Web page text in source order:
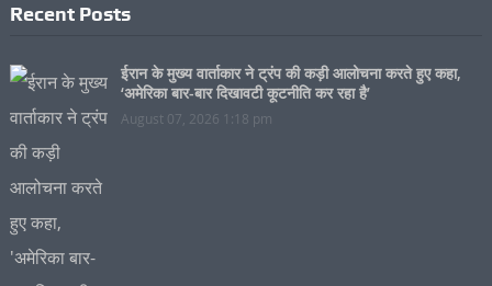
Recent Posts
ईरान के मुख्य वार्ताकार ने ट्रंप की कड़ी आलोचना करते हुए कहा,
‘अमेरिका बार-बार दिखावटी कूटनीति कर रहा है’
August 07, 2026 1:18 pm